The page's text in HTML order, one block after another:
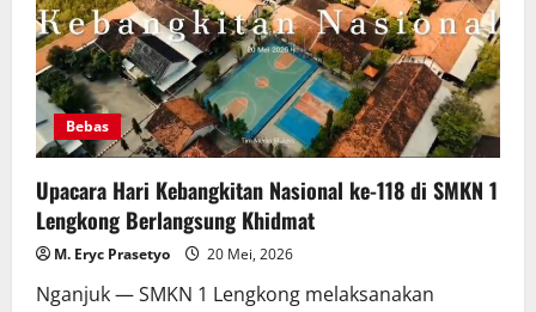
Bebas
Upacara Hari Kebangkitan Nasional ke-118 di SMKN 1
Lengkong Berlangsung Khidmat
M. Eryc Prasetyo 20 Mei, 2026
Nganjuk — SMKN 1 Lengkong melaksanakan